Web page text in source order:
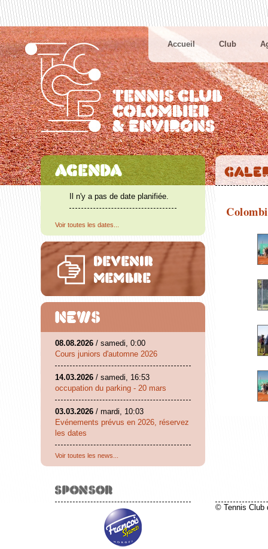
Accueil Club
Il n'y a pas de date planifiée.
Voir toutes les dates...
08.08.2026 / samedi, 0:00
Cours juniors d'automne 2026
14.03.2026 / samedi, 16:53
occupation du parking - 20 mars
03.03.2026 / mardi, 10:03
Evénements prévus en 2026, réservez
les dates
Voir toutes les news...
© Tennis Club